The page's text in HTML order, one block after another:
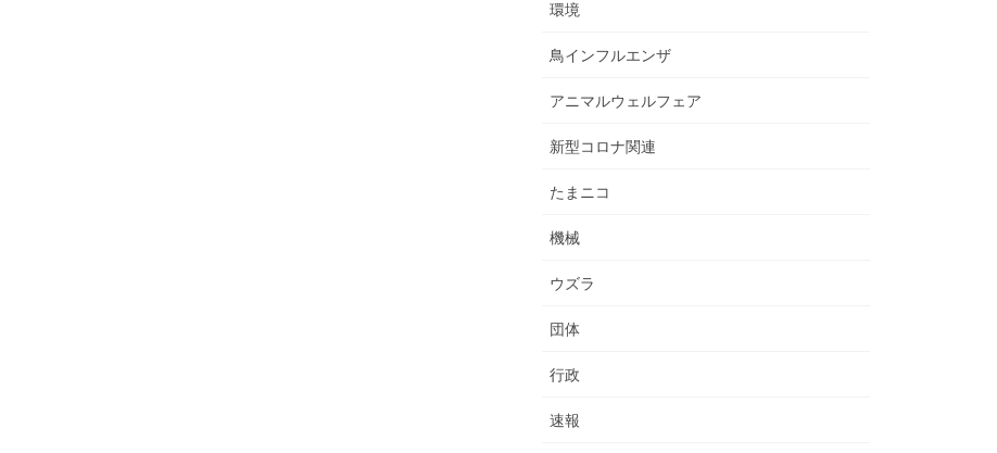
環境
鳥インフルエンザ
アニマルウェルフェア
新型コロナ関連
たまニコ
機械
ウズラ
団体
行政
速報